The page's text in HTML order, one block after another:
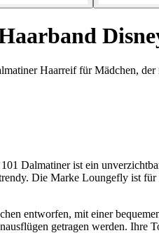
Haarreif für Mädchen,
Dalmatiner ist ein
Die Marke Loungefly ist
entworfen, mit einer
getragen werden.